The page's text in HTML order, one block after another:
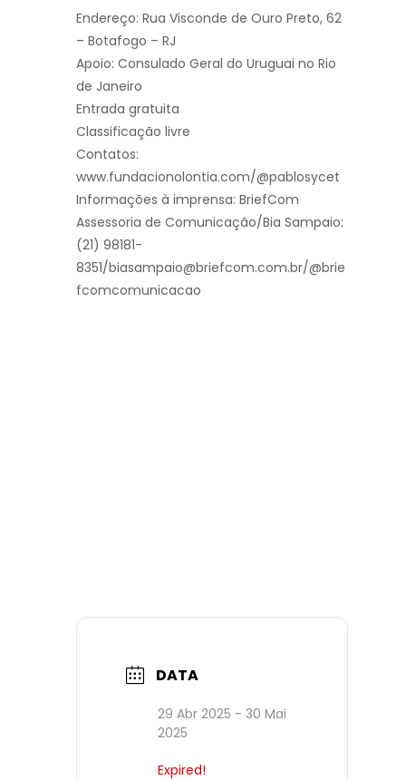
Endereço: Rua Visconde de Ouro Preto, 62
– Botafogo – RJ
Apoio: Consulado Geral do Uruguai no Rio
de Janeiro
Entrada gratuita
Classificação livre
Contatos:
www.fundacionolontia.com/@pablosycet
Informações à imprensa: BriefCom
Assessoria de Comunicação/Bia Sampaio:
(21) 98181-
8351/biasampaio@briefcom.com.br/@brie
fcomcomunicacao
DATA
29 Abr 2025 - 30 Mai
2025
Expired!